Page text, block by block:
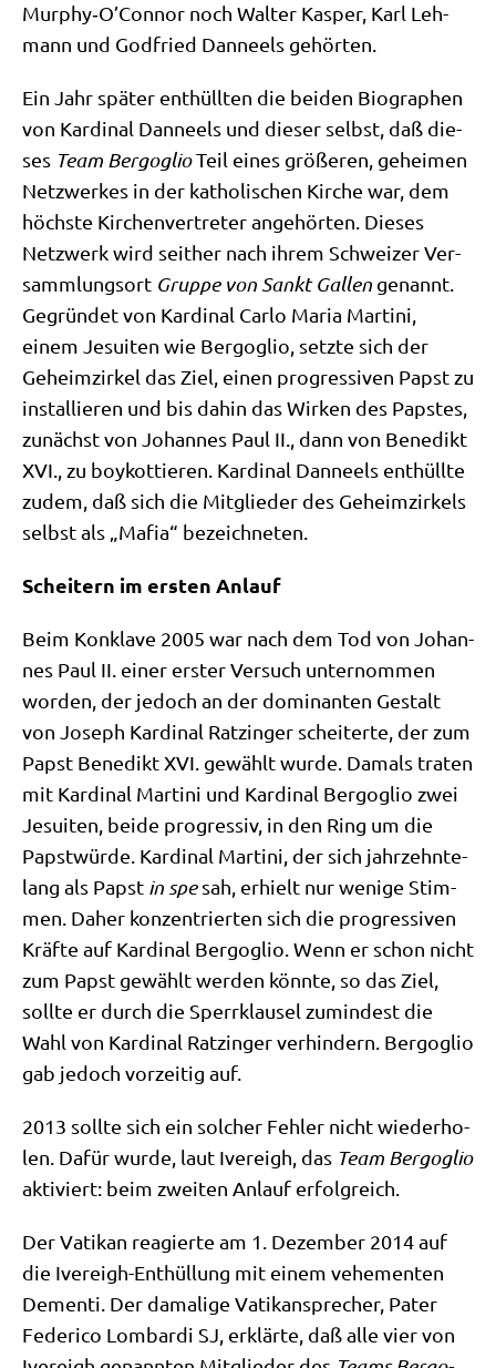
Murphy‑O’Connor noch Wal­ter Kas­per, Karl Leh­
mann und God­fried Dan­neels gehörten.
Ein Jahr spä­ter ent­hüll­ten die bei­den Bio­gra­phen
von Kar­di­nal Dan­neels und die­ser selbst, daß die­
ses Team Berg­o­glioTeil eines grö­ße­ren, gehei­men
Netz­wer­kes in der katho­li­schen Kir­che war, dem
höch­ste Kir­chen­ver­tre­ter ange­hör­ten. Die­ses
Netz­werk wird seit­her nach ihrem Schwei­zer Ver­
samm­lungs­ort Grup­pe von Sankt Gal­len genannt.
Gegrün­det von Kar­di­nal Car­lo Maria Mar­ti­ni,
einem Jesui­ten wie Berg­o­glio, setz­te sich der
Geheim­zir­kel das Ziel, einen pro­gres­si­ven Papst zu
instal­lie­ren und bis dahin das Wir­ken des Pap­stes,
zunächst von Johan­nes Paul II., dann von Bene­dikt
XVI., zu boy­kot­tie­ren. Kar­di­nal Dan­neels ent­hüll­te
zudem, daß sich die Mit­glie­der des Geheim­zir­kels
selbst als „Mafia“ bezeichneten.
Schei­tern im ersten Anlauf
Beim Kon­kla­ve 2005 war nach dem Tod von Johan­
nes Paul II. einer erster Ver­such unter­nom­men
wor­den, der jedoch an der domi­nan­ten Gestalt
von Joseph Kar­di­nal Ratz­in­ger schei­ter­te, der zum
Papst Bene­dikt XVI. gewählt wur­de. Damals tra­ten
mit Kar­di­nal Mar­ti­ni und Kar­di­nal Berg­o­glio zwei
Jesui­ten, bei­de pro­gres­siv, in den Ring um die
Papst­wür­de. Kar­di­nal Mar­ti­ni, der sich jahr­zehn­te­
lang als Papst in spesah, erhielt nur weni­ge Stim­
men. Daher kon­zen­trier­ten sich die pro­gres­si­ven
Kräf­te auf Kar­di­nal Berg­o­glio. Wenn er schon nicht
zum Papst gewählt wer­den könn­te, so das Ziel,
soll­te er durch die Sperr­klau­sel zumin­dest die
Wahl von Kar­di­nal Ratz­in­ger ver­hin­dern. Berg­o­glio
gab jedoch vor­zei­tig auf.
2013 soll­te sich ein sol­cher Feh­ler nicht wie­der­ho­
len. Dafür wur­de, laut Ive­reigh, das Team Berg­o­glio
akti­viert: beim zwei­ten Anlauf erfolgreich.
Der Vati­kan reagier­te am 1. Dezem­ber 2014 auf
die Ive­reigh-Ent­hül­lung mit einem vehe­men­ten
Demen­ti. Der dama­li­ge Vati­kan­spre­cher, Pater
Feder­i­co Lom­bar­di SJ, erklär­te, daß alle vier von